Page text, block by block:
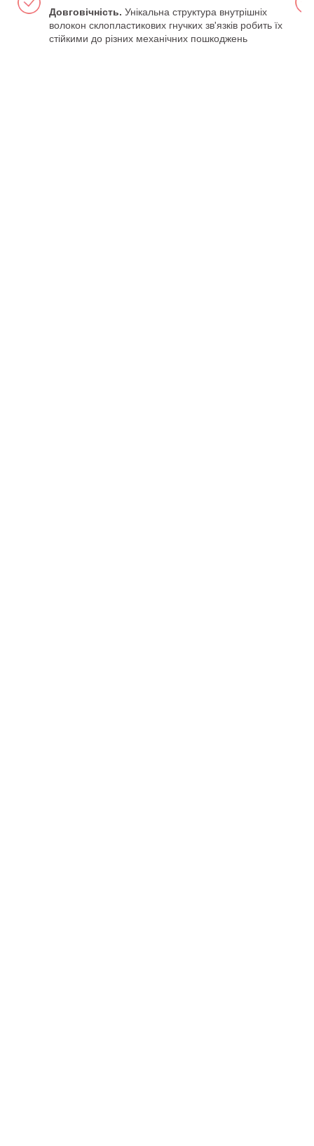
Довговічність. Унікальна структура внутрішніх
волокон склопластикових гнучких зв'язків робить їх
стійкими до різних механічних пошкоджень